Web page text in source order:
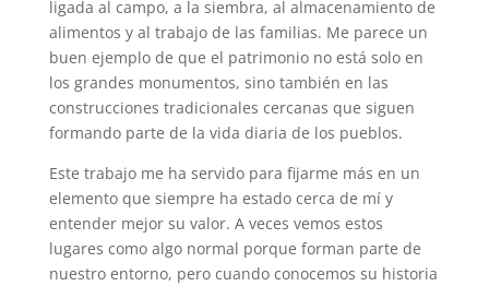
ligada al campo, a la siembra, al almacenamiento de
alimentos y al trabajo de las familias. Me parece un
buen ejemplo de que el patrimonio no está solo en
los grandes monumentos, sino también en las
construcciones tradicionales cercanas que siguen
formando parte de la vida diaria de los pueblos.
Este trabajo me ha servido para fijarme más en un
elemento que siempre ha estado cerca de mí y
entender mejor su valor. A veces vemos estos
lugares como algo normal porque forman parte de
nuestro entorno, pero cuando conocemos su historia